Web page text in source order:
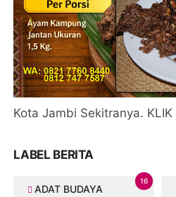
Kota Jambi Sekitranya. KLIK
LABEL BERITA
ADAT BUDAYA
16